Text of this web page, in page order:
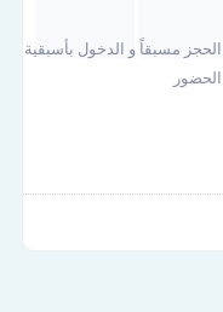
الحجز مسبقاً و الدخول بأسبقية
الحضور